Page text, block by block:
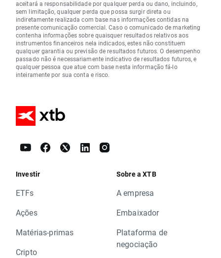
aceitará a responsabilidade por qualquer perda ou dano, incluindo,
sem limitação, qualquer perda que possa surgir direta ou
indiretamente realizada com base nas informações contidas na
presente comunicação comercial. Caso o comunicado de marketing
contenha informações sobre quaisquer resultados relativos aos
instrumentos financeiros nela indicados, estes não constituem
qualquer garantia ou previsão de resultados futuros. O desempenho
passado não é necessariamente indicativo de resultados futuros, e
qualquer pessoa que atue com base nesta informação fá-lo
inteiramente por sua conta e risco.
Investir
ETFs
Ações
Matérias-primas
Cripto
Sobre a XTB
A empresa
Embaixador
Plataforma de
negociação